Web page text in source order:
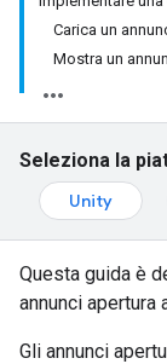
Carica un
Mostra un
Seleziona la
Unity
Questa guida è
annunci apertura
Gli annunci